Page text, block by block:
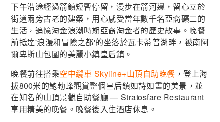
下午沿途經過箭鎮短暫停留，漫步在箭河邊，留心立於
街道兩旁古老的建築，用心感受當年數千名亞裔礦工的
生活，追憶淘金浪潮時期亞裔淘金者的歷史故事。晚餐
前抵達'浪漫和冒險之都'的坐落於瓦卡蒂普湖畔，被南阿
爾卑斯山包圍的美麗小鎮皇后鎮。
晚餐前往搭乘空中纜車 Skyline+山頂自助晚餐 ，登上海
拔800米的鮑勃峰觀賞整個皇后鎮如詩如畫的美景，並
在知名的山頂景觀自助餐廳 — Stratosfare Restaurant
享用精美的晚餐。晚餐後入住酒店休息。